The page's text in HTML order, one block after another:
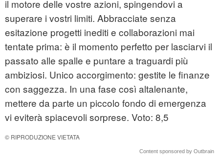
il motore delle vostre azioni, spingendovi a
superare i vostri limiti. Abbracciate senza
esitazione progetti inediti e collaborazioni mai
tentate prima: è il momento perfetto per lasciarvi il
passato alle spalle e puntare a traguardi più
ambiziosi. Unico accorgimento: gestite le finanze
con saggezza. In una fase così altalenante,
mettere da parte un piccolo fondo di emergenza
vi eviterà spiacevoli sorprese. Voto: 8,5
© RIPRODUZIONE VIETATA
Content sponsored by Outbrain